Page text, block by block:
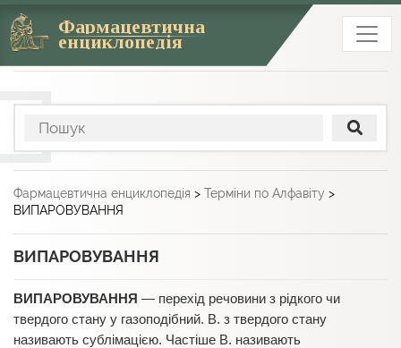
Фармацевтична
енциклопедія
Фармацевтична енциклопедія > Терміни по Алфавіту >
ВИПАРОВУВАННЯ
ВИПАРОВУВАННЯ
ВИПАРОВУВАННЯ — перехід речовини з рідкого чи
твердого стану у газоподібний. В. з твердого стану
називають сублімацією. Частіше В. називають